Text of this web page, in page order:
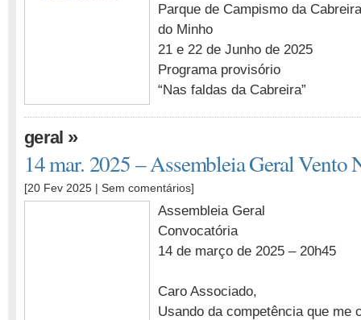
Parque de Campismo da
do Minho
21 e 22 de Junho de 2025
Programa provisório
“Nas faldas da Cabreira”
geral »
14 mar. 2025 – Assembleia Geral Vento
[20 Fev 2025 | Sem comentários]
Assembleia Geral
Convocatória
14 de março de 2025 – 20h45
Caro Associado,
Usando da competência que me